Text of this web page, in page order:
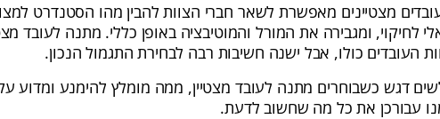
מצטיינים מאפשרת לשאר חברי הצוות להבין מהו הסטנדרט
לחיקוי, ומגבירה את המורל והמוטיבציה באופן כללי. מתנה לעובד
העובדים כולו, אבל ישנה חשיבות רבה לבחירת התגמול הנכון.
דגש כשבוחרים מתנה לעובד מצטיין, ממה מומלץ להימנע ומדוע
עבורכן את כל מה שחשוב לדעת.